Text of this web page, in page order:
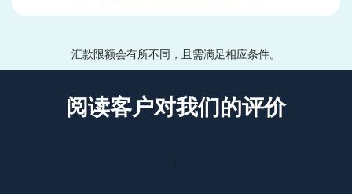
汇款限额会有所不同，且需满足相应条件。
阅读客户对我们的评价